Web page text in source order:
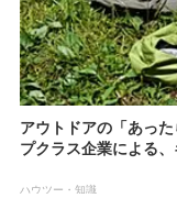
アウトドアの「あっ
プクラス企業による
ハウツー・知識